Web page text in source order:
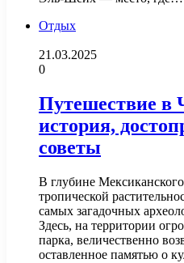
Отдых
21.03.2025
0
Путешествие в
история,
советы
В глубине
тропической
самых загадочных
Здесь, на территории
парка, величественно
оставленное памятью о